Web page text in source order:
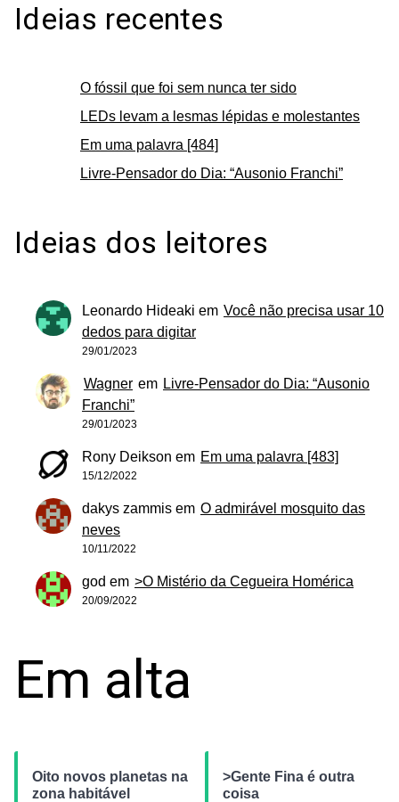
Ideias recentes
O fóssil que foi sem nunca ter sido
LEDs levam a lesmas lépidas e molestantes
Em uma palavra [484]
Livre-Pensador do Dia: “Ausonio Franchi”
Ideias dos leitores
Leonardo Hideaki em Você não precisa usar 10
dedos para digitar
29/01/2023
Wagner em Livre-Pensador do Dia: “Ausonio
Franchi”
29/01/2023
Rony Deikson em Em uma palavra [483]
15/12/2022
dakys zammis em O admirável mosquito das
neves
10/11/2022
god em >O Mistério da Cegueira Homérica
20/09/2022
Em alta
Oito novos planetas na
zona habitável
>Gente Fina é outra
coisa